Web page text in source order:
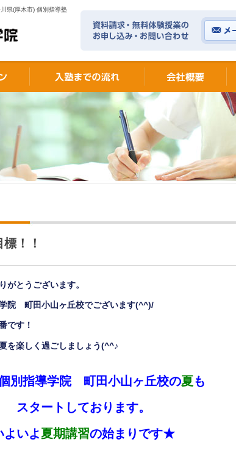
県(厚木市) 個別指導塾
！！
がとうございます。
院 町田小山ヶ丘校でございます(^^)/
です！
を楽しく過ごしましょう(^^♪
別指導学院 町田小山ヶ丘校の夏も
スタートしております。
よいよ夏期講習の始まりです★